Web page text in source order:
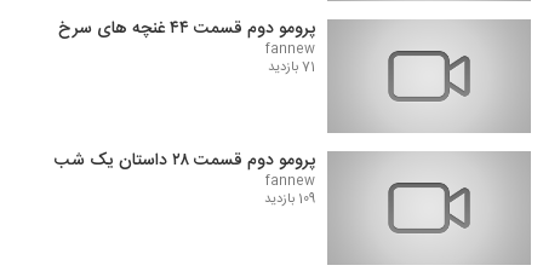
پرومو دوم قسمت ۴۴ غنچه های سرخ
fannew
71 بازدید
پرومو دوم قسمت ۲۸ داستان یک شب
fannew
109 بازدید